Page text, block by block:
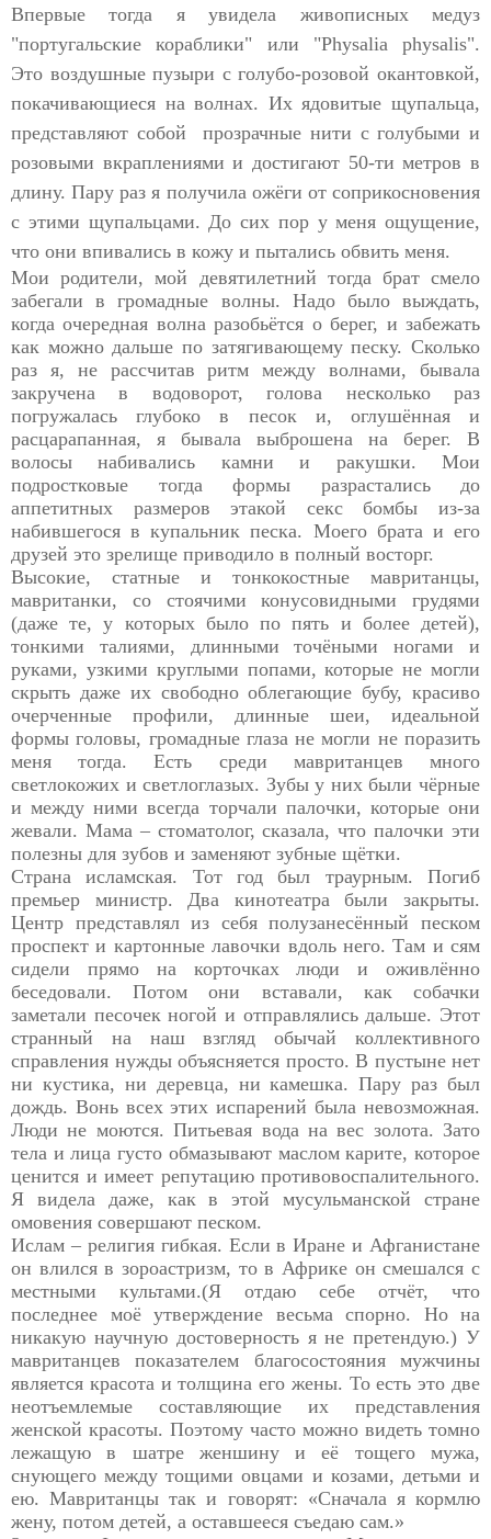
Впервые тогда я увидела живописных медуз
"португальскиекораблики" или "Physalia physalis".
Это воздушные пузыри сголубо-розовой окантовкой,
покачивающиеся на волнах. Их ядовитые щупальца,
представляют собойпрозрачные нити с голубыми и
розовыми вкраплениями и достигают 50-ти метров в
длину. Пару раз я получила ожёги от соприкосновения
с этими щупальцами. До сих пор у меня ощущение,
что они впивались в кожу и пытались обвить меня.
Мои родители, мой девятилетний тогда брат смело
забегали в громадные волны. Надо было выждать,
когда очередная волна разобьётся о берег, и забежать
как можно дальше по затягивающему песку. Сколько
раз я, не рассчитав ритм между волнами, бывала
закручена в водоворот, голова несколько раз
погружалась глубоко в песок и, оглушённая и
расцарапанная, я бывала выброшена на берег. В
волосы набивались камни и ракушки. Мои
подростковые тогда формы разрастались до
аппетитных размеров этакой секс бомбы из-за
набившегося в купальник песка. Моего брата и его
друзей это зрелище приводило в полный восторг.
Высокие, статные и тонкокостные мавританцы,
мавританки, со стоячими конусовидными грудями
(даже те, у которых было по пять и более детей),
тонкими талиями, длинными точёными ногами и
руками, узкими круглыми попами, которые не могли
скрыть даже их свободно облегающие бубу, красиво
очерченные профили, длинные шеи, идеальной
формы головы, громадные глаза не могли не поразить
меня тогда. Есть среди мавританцев много
светлокожих и светлоглазых. Зубы у них были чёрные
и между ними всегда торчали палочки, которые они
жевали. Мама – стоматолог, сказала, что палочки эти
полезны для зубов и заменяют зубные щётки.
Страна исламская. Тот год был траурным. Погиб
премьер министр. Два кинотеатра были закрыты.
Центр представлял из себя полузанесённый песком
проспект и картонные лавочки вдоль него. Там и сям
сидели прямо на корточках люди и оживлённо
беседовали. Потом они вставали, как собачки
заметали песочек ногой и отправлялись дальше. Этот
странный на наш взгляд обычай коллективного
справления нужды объясняется просто. В пустыне нет
ни кустика, ни деревца, ни камешка. Пару раз был
дождь. Вонь всех этих испарений была невозможная.
Люди не моются. Питьевая вода на вес золота. Зато
тела и лица густо обмазывают маслом карите, которое
ценится и имеет репутацию противовоспалительного.
Я видела даже, как в этой мусульманской стране
омовения совершают песком.
Ислам – религия гибкая. Если в Иране и Афганистане
он влился в зороастризм, то в Африке он смешался с
местными культами.(Я отдаю себе отчёт, что
последнее моё утверждение весьма спорно. Но на
никакую научную достоверность я не претендую.) У
мавританцев показателем благосостояния мужчины
является красота и толщина его жены. То есть это две
неотъемлемые составляющие их представления
женской красоты. Поэтому часто можно видеть томно
лежащую в шатре женшину и её тощего мужа,
снующего между тощими овцами и козами, детьми и
ею. Мавританцы так и говорят: «Сначала я кормлю
жену, потом детей, а оставшееся съедаю сам.»